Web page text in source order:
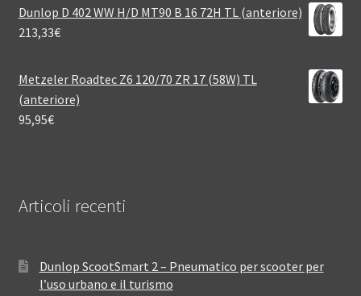
Dunlop D 402 WW H/D MT90 B 16 72H TL (anteriore)
213,33€
Metzeler Roadtec Z6 120/70 ZR 17 (58W) TL
(anteriore)
95,95€
Articoli recenti
Dunlop ScootSmart 2 – Pneumatico per scooter per
l’uso urbano e il turismo